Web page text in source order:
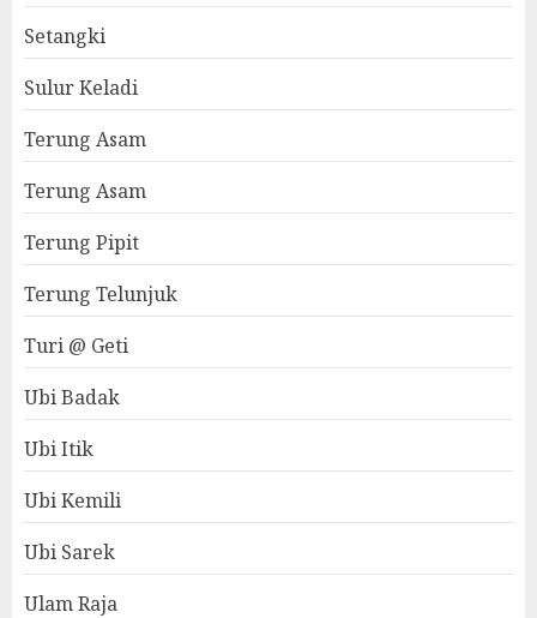
Setangki
Sulur Keladi
Terung Asam
Terung Asam
Terung Pipit
Terung Telunjuk
Turi @ Geti
Ubi Badak
Ubi Itik
Ubi Kemili
Ubi Sarek
Ulam Raja